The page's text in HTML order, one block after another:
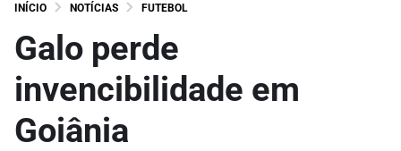
INÍCIO NOTÍCIAS FUTEBOL
Galo perde
invencibilidade em
Goiânia